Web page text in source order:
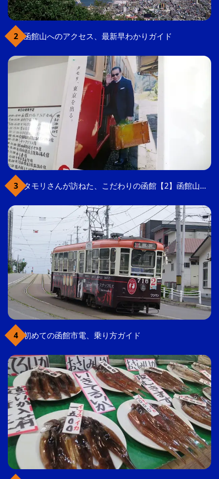
函館山へのアクセス、最新早わかりガイド
タモリさんが訪ねた、こだわりの函館【2】函館山の軍事要塞跡
初めての函館市電、乗り方ガイド